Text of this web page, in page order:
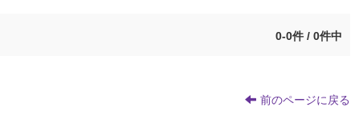
0-0件 / 0件中
前のページに戻る